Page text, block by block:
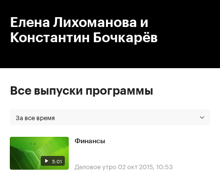
Елена Лихоманова и
Константин Бочкарёв
Все выпуски программы
За все время
5:01
Финансы
Деловое утро 02 окт 2015, 10:53